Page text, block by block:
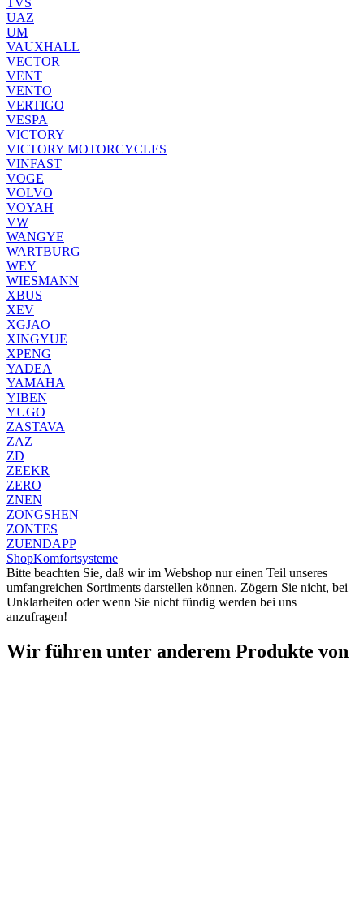
TVS
UAZ
UM
VAUXHALL
VECTOR
VENT
VENTO
VERTIGO
VESPA
VICTORY
VICTORY MOTORCYCLES
VINFAST
VOGE
VOLVO
VOYAH
VW
WANGYE
WARTBURG
WEY
WIESMANN
XBUS
XEV
XGJAO
XINGYUE
XPENG
YADEA
YAMAHA
YIBEN
YUGO
ZASTAVA
ZAZ
ZD
ZEEKR
ZERO
ZNEN
ZONGSHEN
ZONTES
ZUENDAPP
ShopKomfortsysteme
Bitte beachten Sie, daß wir im Webshop nur einen Teil unseres
umfangreichen Sortiments darstellen können. Zögern Sie nicht, bei
Unklarheiten oder wenn Sie nicht fündig werden bei uns
anzufragen!
Wir führen unter anderem Produkte von